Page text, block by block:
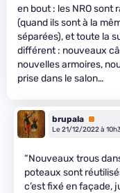
en bout : les NRO sont
(quand ils sont à la
séparées), et toute la
différent : nouveaux
nouvelles armoires,
prise dans le salon…
brupala Premium
Le 21/12/2022 à
“Nouveaux trous
poteaux sont
c’est fixé en façade,